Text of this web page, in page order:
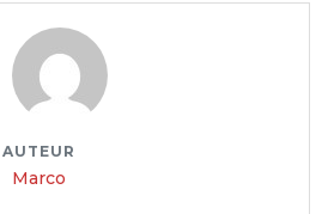
AUTEUR
Marco